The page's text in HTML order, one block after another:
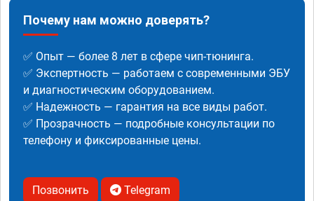
Почему нам можно доверять?
✅ Опыт — более 8 лет в сфере чип-тюнинга.
✅ Экспертность — работаем с современными ЭБУ
и диагностическим оборудованием.
✅ Надежность — гарантия на все виды работ.
✅ Прозрачность — подробные консультации по
телефону и фиксированные цены.
Позвонить Telegram